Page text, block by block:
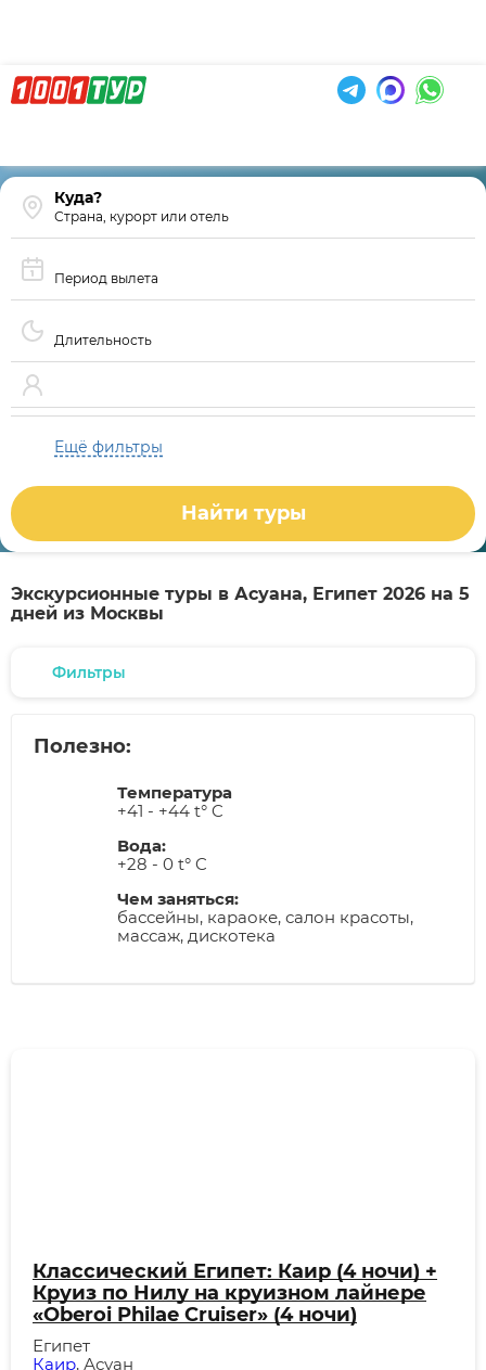
Страна, курорт или отель
Период вылета
Длительность
Ещё фильтры
Найти туры
Экскурсионные туры в Асуана, Египет 2026 на 5
дней из Москвы
Фильтры
Полезно:
Температура
+41 - +44 t° C
Вода:
+28 - 0 t° C
Чем заняться:
бассейны, караоке, салон красоты,
массаж, дискотека
Классический Египет: Каир (4 ночи) +
Круиз по Нилу на круизном лайнере
«Oberoi Philae Cruiser» (4 ночи)
Египет
Каир, Асуан